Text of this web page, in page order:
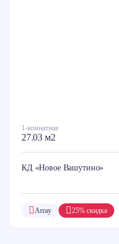
1-комнатная
27.03 м2
КД «Новое Вашутино»
25% скидка
Array